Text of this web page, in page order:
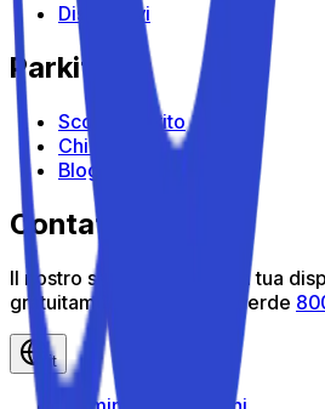
Dispositivi
Parkito
Scopri Parkito
Chi siamo
Blog
Contattaci
Il nostro servizio clienti è a tua
gratuitamente al numero verde
it